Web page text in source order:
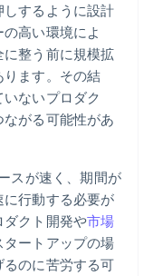
するように設計
高い環境によ
整う前に規模拡
ます。その結
ないプロダク
がる可能性があ
スが速く、期間が
行動する必要が
ダクト開発や市場
ートアップの場
のに苦労する可